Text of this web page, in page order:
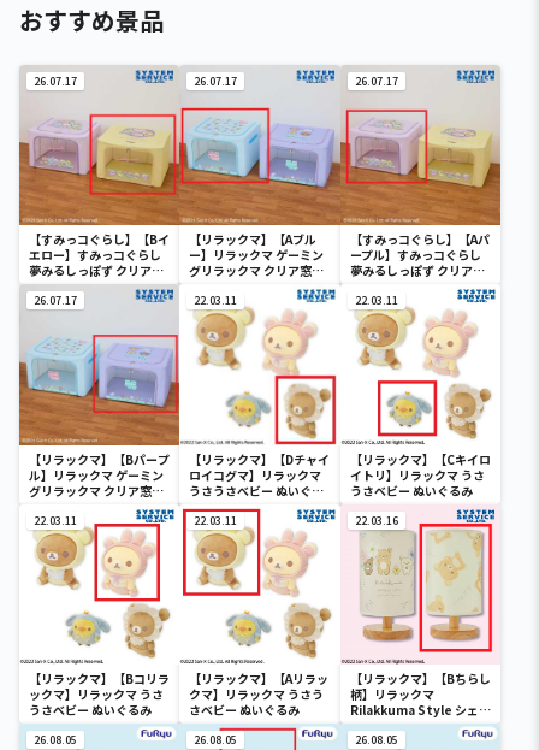
おすすめ景品
26.07.17
【すみっコぐらし】【Bイ
エロー】すみっコぐらし
夢みるしっぽず クリア窓
付き収納ボックス
26.07.17
【リラックマ】【Aブル
ー】リラックマ ゲーミン
グリラックマ クリア窓付
26.07.17
【すみっコぐらし】【Aパ
ープル】すみっコぐらし
夢みるしっぽず クリア窓
26.07.17
【リラックマ】【Bパープ
ル】リラックマ ゲーミン
グリラックマ クリア窓付
22.03.11
【リラックマ】【Dチャイ
ロイコグマ】リラックマ
うさうさべビー ぬいぐる
み
22.03.11
【リラックマ】【Cキイロ
イトリ】リラックマ うさ
うさべビー ぬいぐるみ
22.03.11
【リラックマ】【Bコリラ
ックマ】リラックマ うさ
うさべビー ぬいぐるみ
22.03.11
【リラックマ】【Aリラッ
クマ】リラックマ うさう
さべビー ぬいぐるみ
22.03.16
【リラックマ】【Bちらし
柄】リラックマ
Rilakkuma Style シェー
ドライト
26.08.05 26.08.05 26.08.05